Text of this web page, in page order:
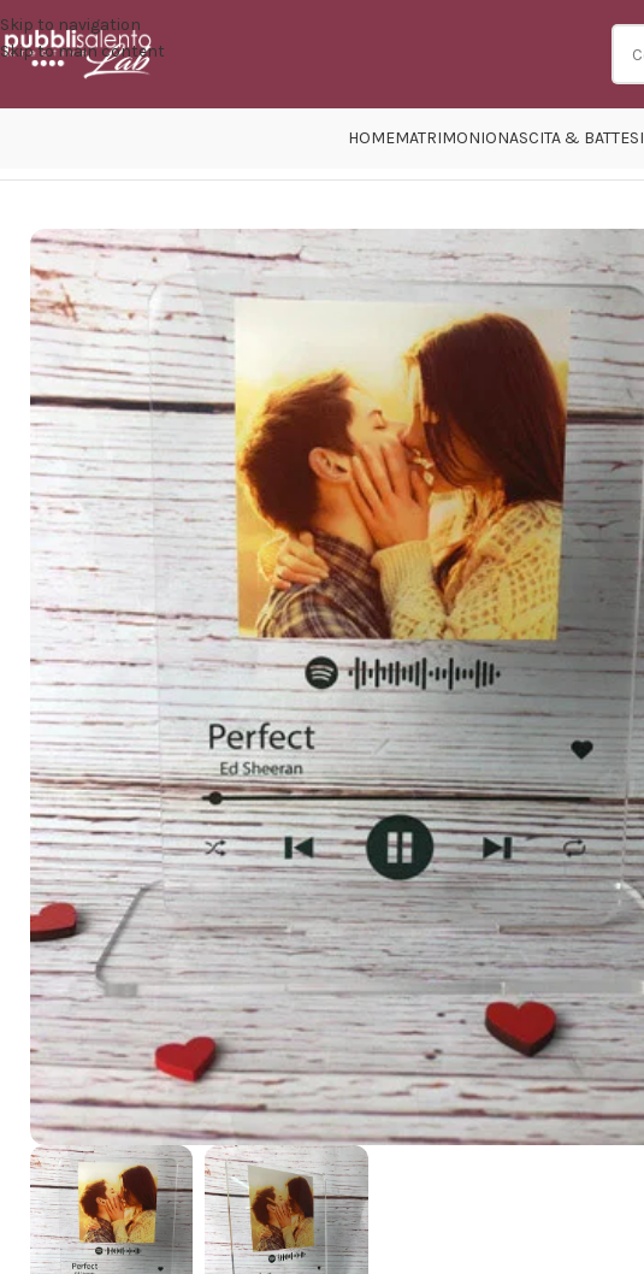
Skip to navigation
Skip to main content
HOMEMATRIMONIONASCITA &